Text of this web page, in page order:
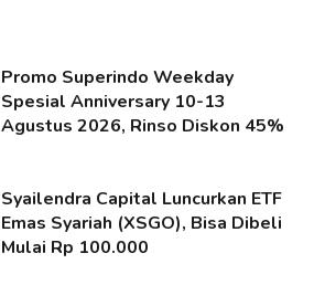
Promo Superindo Weekday
Spesial Anniversary 10-13
Agustus 2026, Rinso Diskon 45%
Syailendra Capital Luncurkan ETF
Emas Syariah (XSGO), Bisa Dibeli
Mulai Rp 100.000